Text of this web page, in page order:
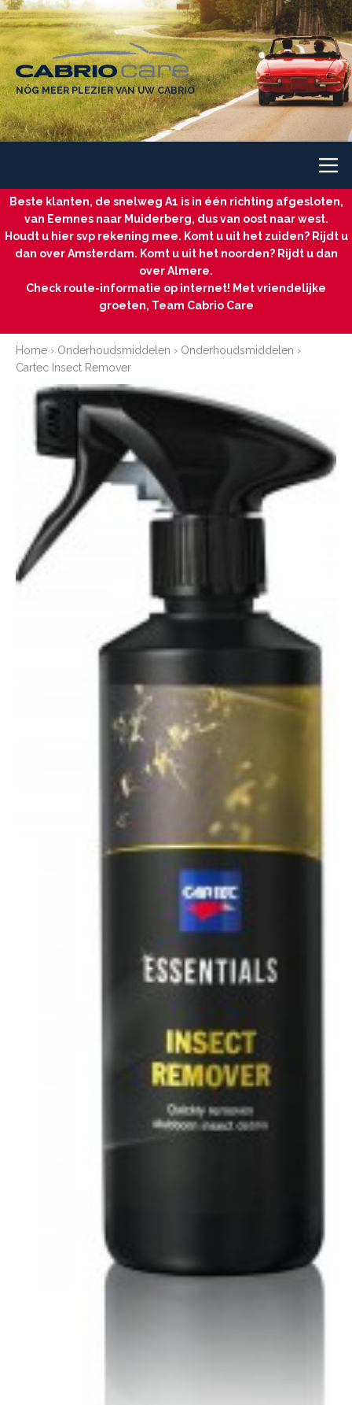
NÓG MEER PLEZIER VAN UW CABRIO
Beste klanten, de snelweg A1 is in één richting afgesloten,
van Eemnes naar Muiderberg, dus van oost naar west.
Houdt u hier svp rekening mee. Komt u uit het zuiden? Rijdt u
dan over Amsterdam. Komt u uit het noorden? Rijdt u dan
over Almere.
Check route-informatie op internet! Met vriendelijke
groeten, Team Cabrio Care
Home › Onderhoudsmiddelen › Onderhoudsmiddelen ›
Cartec Insect Remover